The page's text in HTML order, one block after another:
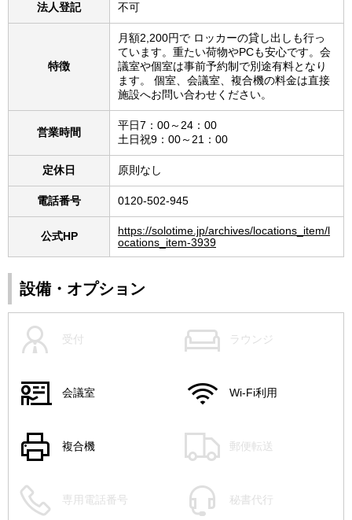
法人登記 不可
特徴
月額2,200円で ロッカーの貸し出しも行っ
ています。重たい荷物やPCも安心です。会
議室や個室は事前予約制で別途有料となり
ます。 個室、会議室、複合機の料金は直接
施設へお問い合わせください。
営業時間
平日7：00～24：00
土日祝9：00～21：00
定休日 原則なし
電話番号 0120-502-945
公式HP
https://solotime.jp/archives/locations_item/l
ocations_item-3939
設備・オプション
受付 ラウンジ
会議室 Wi-Fi利用
複合機 郵便転送
専用電話番号 秘書代行